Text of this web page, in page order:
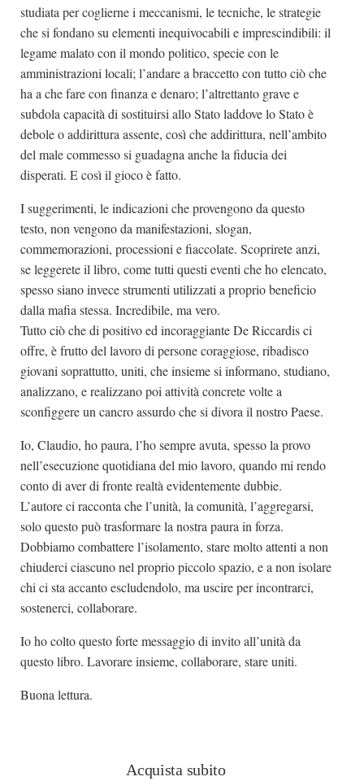
studiata per coglierne i meccanismi, le tecniche, le strategie
che si fondano su elementi inequivocabili e imprescindibili: il
legame malato con il mondo politico, specie con le
amministrazioni locali; l’andare a braccetto con tutto ciò che
ha a che fare con finanza e denaro; l’altrettanto grave e
subdola capacità di sostituirsi allo Stato laddove lo Stato è
debole o addirittura assente, così che addirittura, nell’ambito
del male commesso si guadagna anche la fiducia dei
disperati. E così il gioco è fatto.
I suggerimenti, le indicazioni che provengono da questo
testo, non vengono da manifestazioni, slogan,
commemorazioni, processioni e fiaccolate. Scoprirete anzi,
se leggerete il libro, come tutti questi eventi che ho elencato,
spesso siano invece strumenti utilizzati a proprio beneficio
dalla mafia stessa. Incredibile, ma vero.
Tutto ciò che di positivo ed incoraggiante De Riccardis ci
offre, è frutto del lavoro di persone coraggiose, ribadisco
giovani soprattutto, uniti, che insieme si informano, studiano,
analizzano, e realizzano poi attività concrete volte a
sconfiggere un cancro assurdo che si divora il nostro Paese.
Io, Claudio, ho paura, l’ho sempre avuta, spesso la provo
nell’esecuzione quotidiana del mio lavoro, quando mi rendo
conto di aver di fronte realtà evidentemente dubbie.
L’autore ci racconta che l’unità, la comunità, l’aggregarsi,
solo questo può trasformare la nostra paura in forza.
Dobbiamo combattere l’isolamento, stare molto attenti a non
chiuderci ciascuno nel proprio piccolo spazio, e a non isolare
chi ci sta accanto escludendolo, ma uscire per incontrarci,
sostenerci, collaborare.
Io ho colto questo forte messaggio di invito all’unità da
questo libro. Lavorare insieme, collaborare, stare uniti.
Buona lettura.
Acquista subito